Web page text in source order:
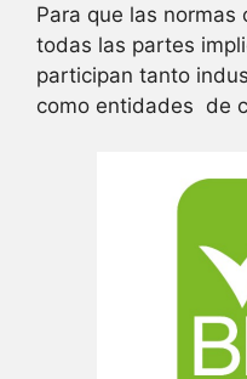
Para que las
todas las partes
participan tanto
como entidades de